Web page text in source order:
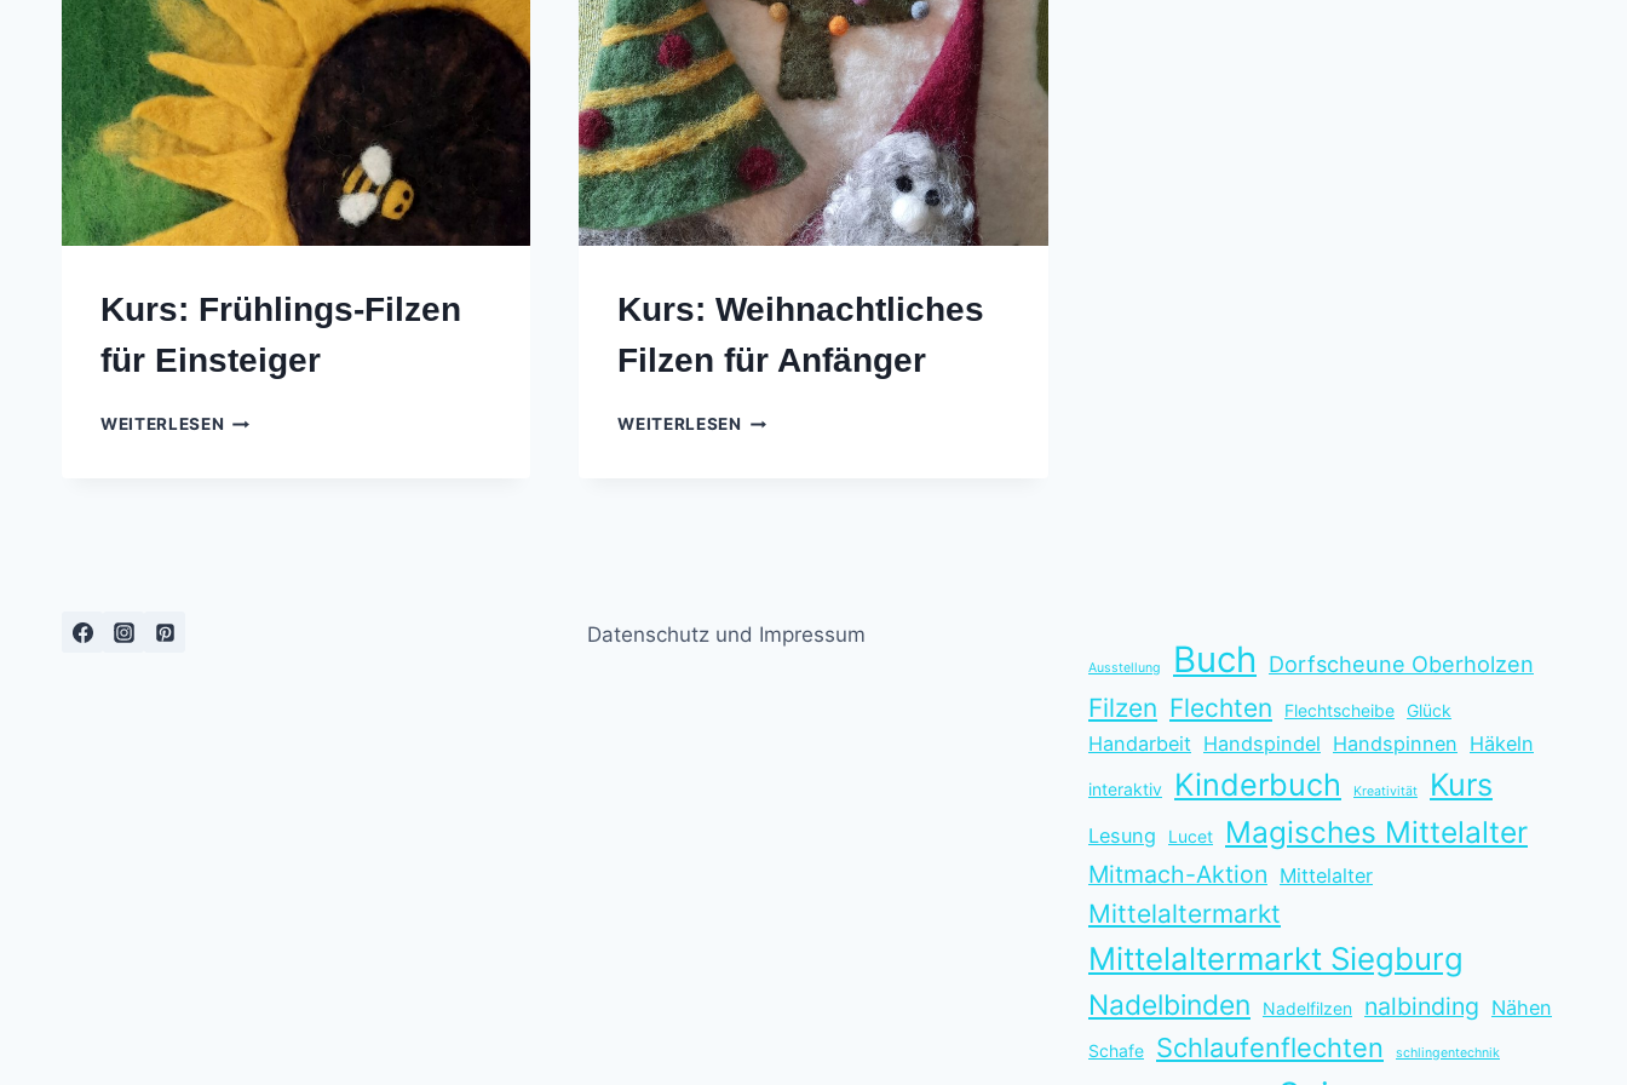
Kurs: Frühlings-Filzen
für Einsteiger
WEITERLESEN KURS:
Kurs: Weihnachtliches
Filzen für Anfänger
WEITERLESEN KURS:
Datenschutz und Impressum
Ausstellung Buch Dorfscheune Oberholzen
Filzen Flechten Flechtscheibe Glück
Handarbeit Handspindel Handspinnen Häkeln
interaktiv Kinderbuch Kreativität Kurs
Lesung Lucet Magisches Mittelalter
Mitmach-Aktion Mittelalter
Mittelaltermarkt
Mittelaltermarkt Siegburg
Nadelbinden Nadelfilzen nalbinding Nähen
Schafe Schlaufenflechten schlingentechnik